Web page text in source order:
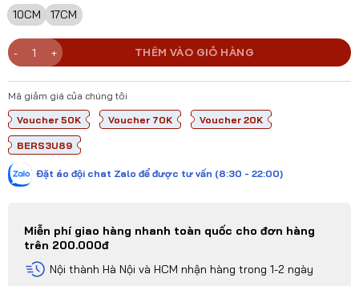
10CM 17CM
Tất Dệt Kim Jotado 02 Cao Cấp – Chống Trơn Trượt, Thấm Hút Mồ
THÊM VÀO GIỎ HÀNG
Mã giảm giá của chúng tôi
Voucher 50K
Voucher 70K Voucher 20K
BERS3U89
Đặt áo đội chat Zalo để được tư vấn (8:30 - 22:00)
Miễn phí giao hàng nhanh toàn quốc cho đơn hàng
trên 200.000đ
Nội thành Hà Nội và HCM nhận hàng trong 1-2 ngày